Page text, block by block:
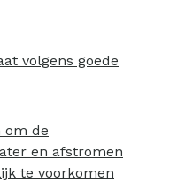
volgens goede
om de
en afstromen
te voorkomen